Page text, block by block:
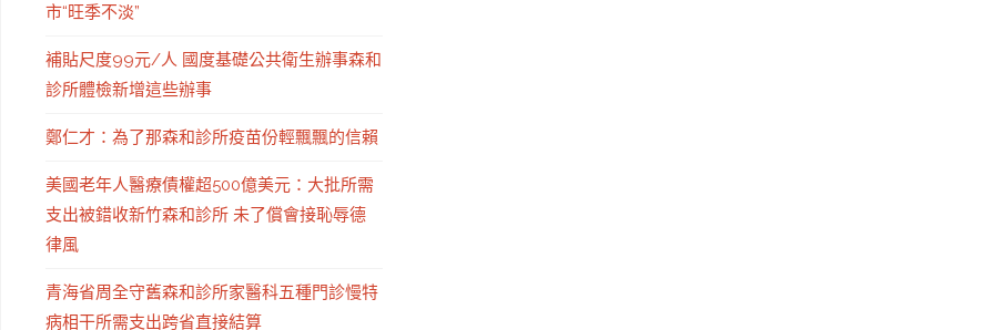
市“旺季不淡”
補貼尺度99元/人 國度基礎公共衛生辦事森和
診所體檢新增這些辦事
鄭仁才：為了那森和診所疫苗份輕飄飄的信賴
美國老年人醫療債權超500億美元：大批所需
支出被錯收新竹森和診所 未了償會接恥辱德
律風
青海省周全守舊森和診所家醫科五種門診慢特
病相干所需支出跨省直接結算